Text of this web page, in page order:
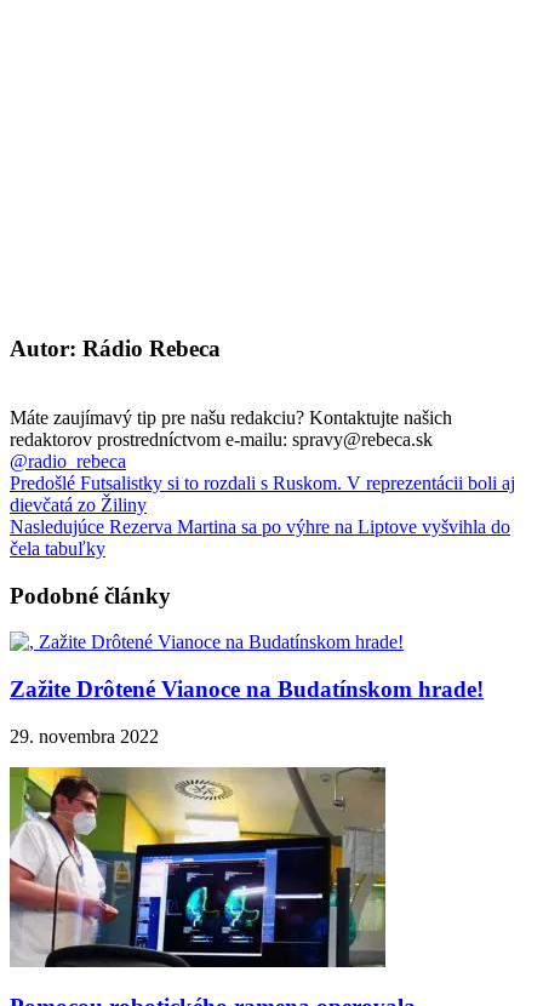
Autor: Rádio Rebeca
Máte zaujímavý tip pre našu redakciu? Kontaktujte našich
redaktorov prostredníctvom e-mailu: spravy@rebeca.sk
@radio_rebeca
Predošlé Futsalistky si to rozdali s Ruskom. V reprezentácii boli aj
dievčatá zo Žiliny
Nasledujúce Rezerva Martina sa po výhre na Liptove vyšvihla do
čela tabuľky
Podobné články
Zažite Drôtené Vianoce na Budatínskom hrade!
29. novembra 2022